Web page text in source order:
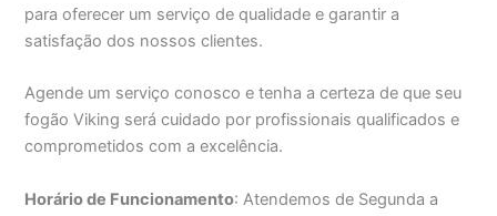
para oferecer um serviço de qualidade e garantir a
satisfação dos nossos clientes.
Agende um serviço conosco e tenha a certeza de que seu
fogão Viking será cuidado por profissionais qualificados e
comprometidos com a excelência.
Horário de Funcionamento: Atendemos de Segunda a